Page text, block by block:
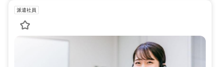
派遣社員